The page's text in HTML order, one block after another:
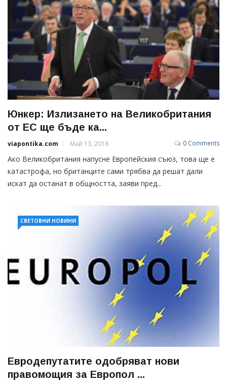
Юнкер: Излизането на Великобритания
от ЕС ще бъде ка...
viapontika.com Май 13, 2016 0 Comments
Ако Великобритания напусне Европейския съюз, това ще е
катастрофа, но британците сами трябва да решат дали
искат да останат в общността, заяви пред...
СВЕТОВНИ НОВИНИ
Евродепутатите одобряват нови
правомощия за Европол ...